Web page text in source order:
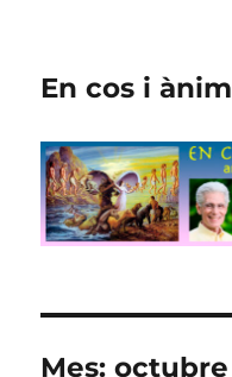
En cos i
Mes:octubre